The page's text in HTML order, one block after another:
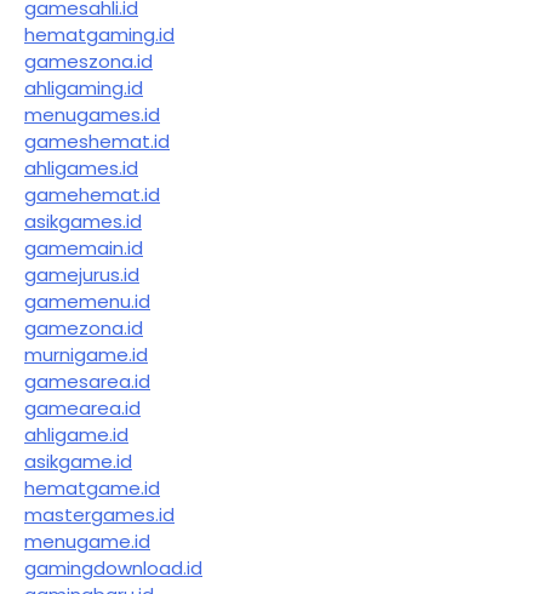
gamesahli.id
hematgaming.id
gameszona.id
ahligaming.id
menugames.id
gameshemat.id
ahligames.id
gamehemat.id
asikgames.id
gamemain.id
gamejurus.id
gamemenu.id
gamezona.id
murnigame.id
gamesarea.id
gamearea.id
ahligame.id
asikgame.id
hematgame.id
mastergames.id
menugame.id
gamingdownload.id